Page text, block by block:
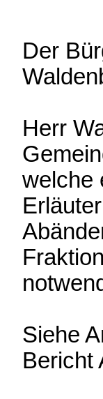
Der
Herr
welche
Siehe
Bericht